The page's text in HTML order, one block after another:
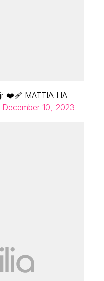
❤️‍🩹 MATTIA HA
December 10, 2023